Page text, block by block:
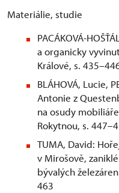
Materiálie, studie
PACÁKOVÁ-
a organicky
Králové, s.
BLÁHOVÁ, Lucie,
Antonie z
na osudy
Rokytnou, s.
TUMA, David:
v Mirošově,
bývalých
463